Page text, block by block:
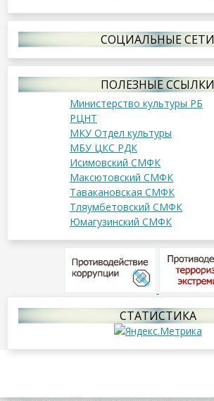
СОЦИАЛЬНЫЕ СЕТИ
ПОЛЕЗНЫЕ ССЫЛКИ
Министерство культуры РБ
РЦНТ
МКУ Отдел культуры
МБУ ЦКС РДК
Исимовский СМФК
Максютовский СМФК
Тавакановская СМФК
Тляумбетовский СМФК
Юмагузинский СМФК
СТАТИСТИКА